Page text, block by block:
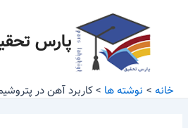
پارس
خانه نوشته ها کاربرد آهن در